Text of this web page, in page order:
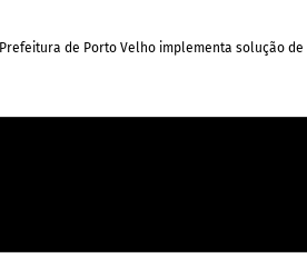
Prefeitura de Porto Velho implementa solução